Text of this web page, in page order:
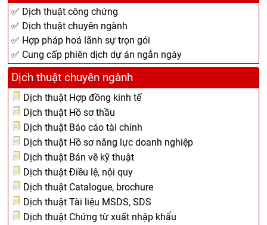
✅ Dịch thuật công chứng
✅ Dịch thuật chuyên ngành
✅ Hợp pháp hoá lãnh sự trọn gói
✅ Cung cấp phiên dịch dự án ngắn ngày
Dịch thuật chuyên ngành
Dịch thuật Hợp đồng kinh tế
Dịch thuật Hồ sơ thầu
Dịch thuật Báo cáo tài chính
Dịch thuật Hồ sơ năng lực doanh nghiệp
Dịch thuật Bản vẽ kỹ thuật
Dịch thuật Điều lệ, nội quy
Dịch thuật Catalogue, brochure
Dịch thuật Tài liệu MSDS, SDS
Dịch thuật Chứng từ xuất nhập khẩu